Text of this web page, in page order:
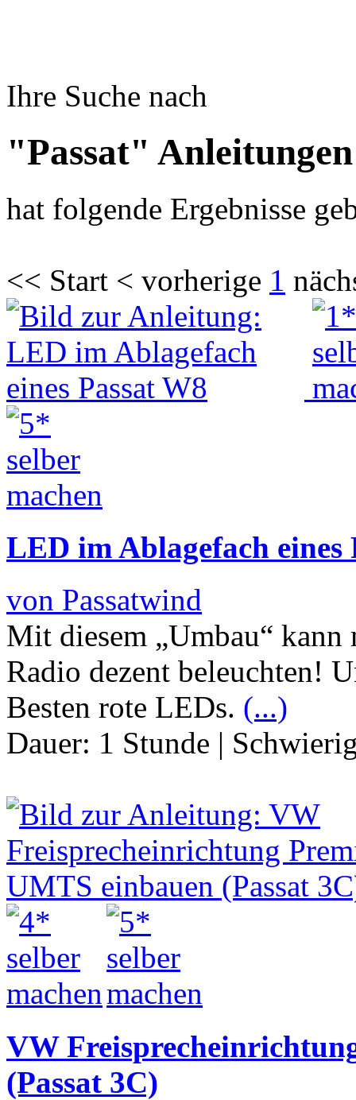
Ihre Suche nach
"Passat" Anleitungen
hat folgende Ergebnisse
<< Start < vorherige 1
LED im Ablagefach eines
von Passatwind
Mit diesem „Umbau“ kann
Radio dezent beleuchten!
Besten rote LEDs. (...)
Dauer: 1 Stunde |
VW
(Passat 3C)